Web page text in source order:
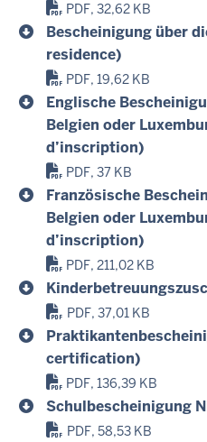
PDF, 32,62 KB
Bescheinigung über
residence)
PDF, 19,62 KB
Englische
Belgien oder
d’inscription)
PDF, 37 KB
Französische
Belgien oder
d’inscription)
PDF, 211,02 KB
PDF, 37,01 KB
certification)
PDF, 136,39 KB
Schulbescheinigung
PDF, 58,53 KB